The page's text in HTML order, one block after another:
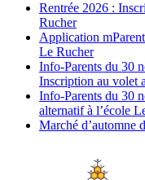
Rentrée 2026 :
Rucher
Application
Le Rucher
Info-Parents du 30
Inscription au volet
Info-Parents du 30
alternatif à l’école
Marché d’automne